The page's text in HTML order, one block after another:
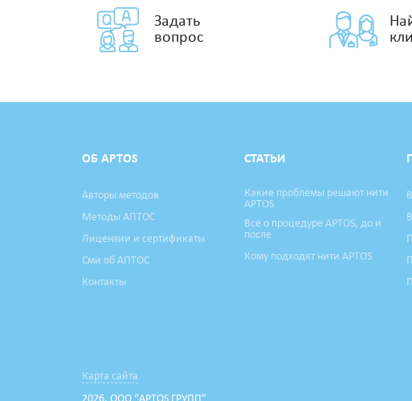
Задать
вопрос
ОБ APTOS
Авторы методов
Методы АПТОС
Лицензии и сертификаты
Сми об АПТОС
Контакты
СТАТЬИ
Какие проблемы решают нити
APTOS
Все о процедуре APTOS, до и
после
Кому подходят нити APTOS
Карта сайта